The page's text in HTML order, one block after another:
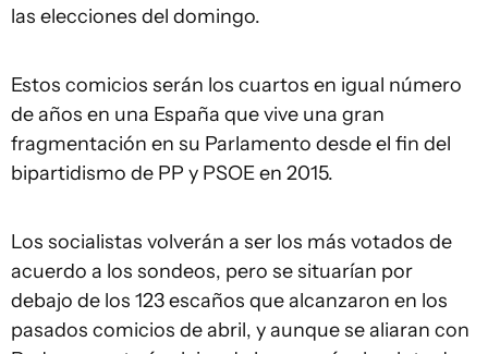
las elecciones del domingo.
Estos comicios serán los cuartos en igual número
de años en una España que vive una gran
fragmentación en su Parlamento desde el fin del
bipartidismo de PP y PSOE en 2015.
Los socialistas volverán a ser los más votados de
acuerdo a los sondeos, pero se situarían por
debajo de los 123 escaños que alcanzaron en los
pasados comicios de abril, y aunque se aliaran con